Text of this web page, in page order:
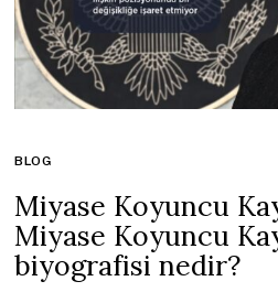
BLOG
Miyase Koyuncu
Miyase Koyuncu
biyografisi nedir?